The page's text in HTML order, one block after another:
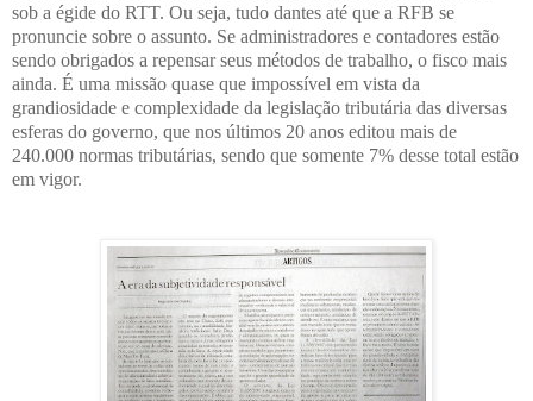
sob a égide do RTT. Ou seja, tudo dantes até que a RFB se
pronuncie sobre o assunto. Se administradores e contadores estão
sendo obrigados a repensar seus métodos de trabalho, o fisco mais
ainda. É uma missão quase que impossível em vista da
grandiosidade e complexidade da legislação tributária das diversas
esferas do governo, que nos últimos 20 anos editou mais de
240.000 normas tributárias, sendo que somente 7% desse total estão
em vigor.